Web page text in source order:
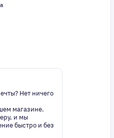
Нет ничего
магазине.
и мы
быстро и без